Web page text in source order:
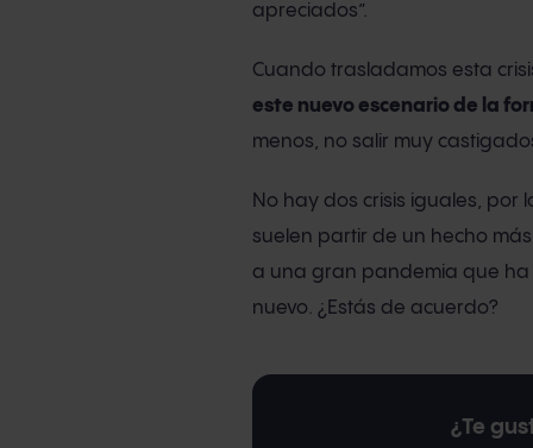
apreciados”.
Cuando trasladamos esta
este nuevo escenario de la
menos, no salir muy
No hay dos crisis iguales,
suelen partir de un hecho
a una gran pandemia que ha
nuevo. ¿Estás de acuerdo?
¿Te